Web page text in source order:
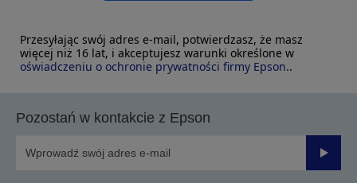
Przesyłając swój adres e-mail, potwierdzasz, że masz
więcej niż 16 lat, i akceptujesz warunki określone w
oświadczeniu o ochronie prywatności firmy Epson..
Pozostań w kontakcie z Epson